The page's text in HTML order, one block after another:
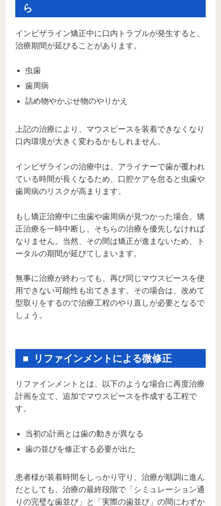
ら
インビザライン矯正中に口内トラブルが発生すると、
治療期間が延びることがあります。
虫歯
歯周病
詰め物やかぶせ物のやりかえ
上記の治療により、マウスピースを装着できなくなり
口内環境が大きく変わるかもしれません。
インビザラインの治療中は、アライナーで歯が覆われ
ている時間が長くなるため、口腔ケアを怠ると虫歯や
歯周病のリスクが高まります。
もし矯正治療中に虫歯や歯周病が見つかった場合、矯
正治療を一時中断し、そちらの治療を優先しなければ
なりません。当然、その間は矯正が進まないため、ト
ータルの期間が延びてしまいます。
無事に治療が終わっても、再び同じマウスピースを使
用できない可能性も出てきます。その場合は、改めて
型取りをするので治療工程のやり直しが必要となるで
しょう。
リファインメントによる微修正
リファインメントとは、以下のような場合に再度治療
計画を立て、追加でマウスピースを作成する工程で
す。
当初の計画とは歯の動きが異なる
歯の並びを修正する必要が出た
患者様が装着時間をしっかり守り、治療が順調に進ん
だとしても、治療の最終段階で「シミュレーション通
りの完璧な歯並び」と「実際の歯並び」の間にわずか